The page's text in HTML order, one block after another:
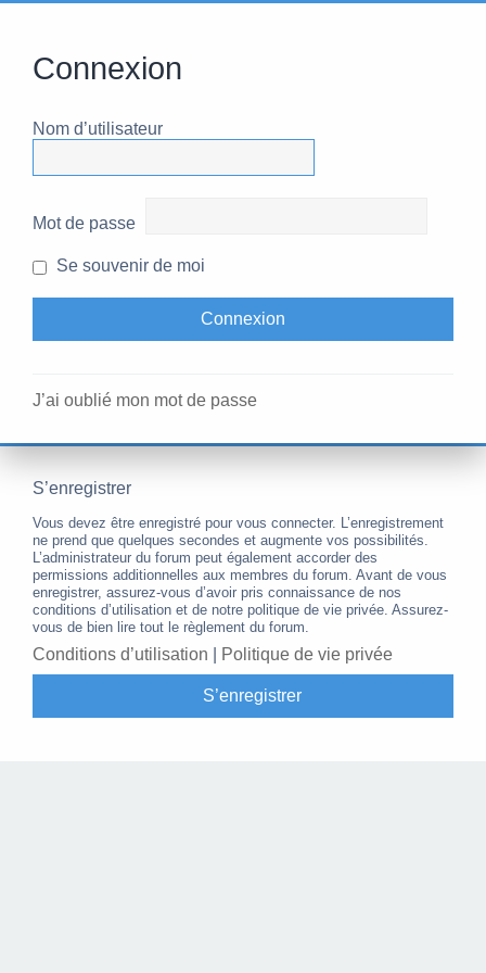
Connexion
Nom d’utilisateur
Mot de passe
Se souvenir de moi
J’ai oublié mon mot de passe
S’enregistrer
Vous devez être enregistré pour vous connecter. L’enregistrement
ne prend que quelques secondes et augmente vos possibilités.
L’administrateur du forum peut également accorder des
permissions additionnelles aux membres du forum. Avant de vous
enregistrer, assurez-vous d’avoir pris connaissance de nos
conditions d’utilisation et de notre politique de vie privée. Assurez-
vous de bien lire tout le règlement du forum.
Conditions d’utilisation Politique de vie privée
S’enregistrer